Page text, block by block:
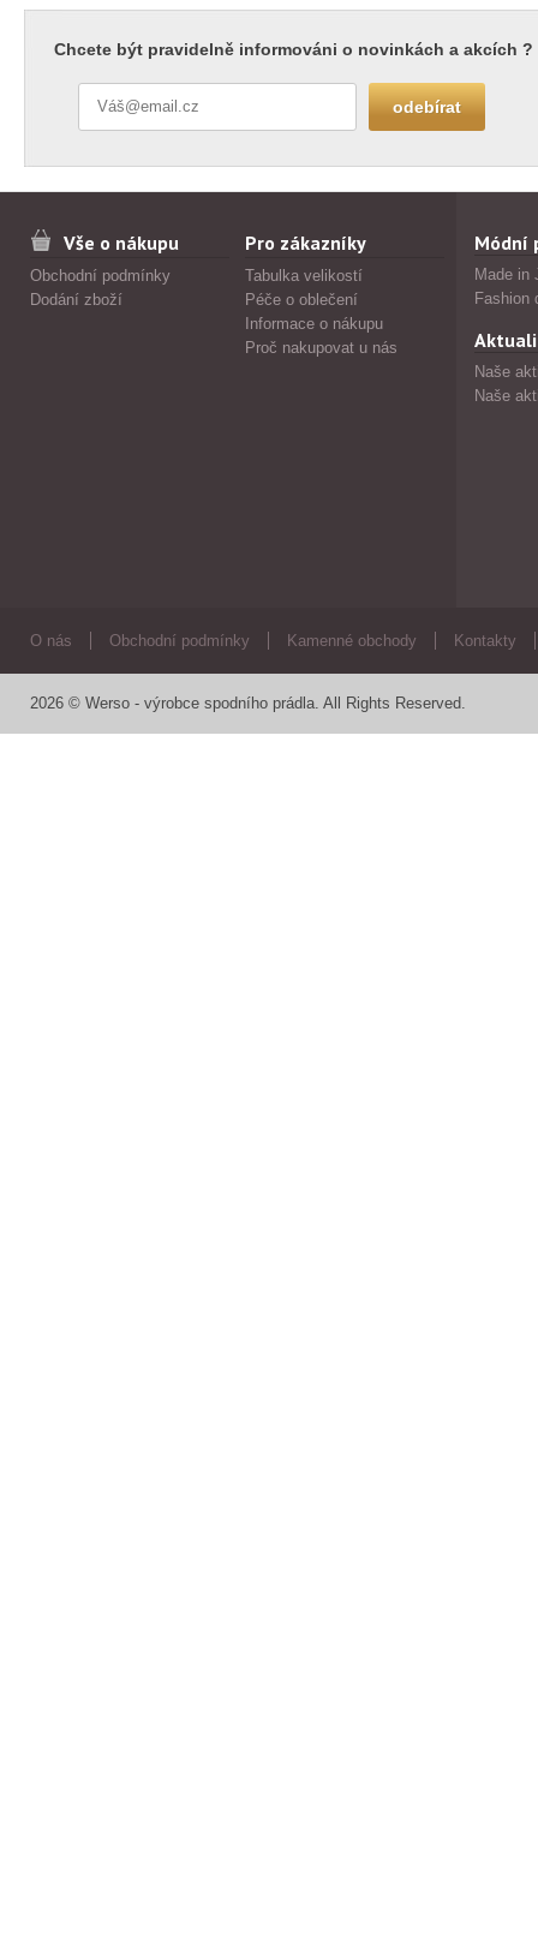
Chcete být pravidelně informováni o novinkách a akcích ?
Vše o nákupu
Obchodní podmínky
Dodání zboží
Pro zákazníky
Tabulka velikostí
Péče o oblečení
Informace o nákupu
Proč nakupovat u nás
Módní
Made in
Fashion
Naše
Naše
O nás Obchodní podmínky Kamenné obchody Kontakty
2026 © Werso - výrobce spodního prádla. All Rights Reserved.